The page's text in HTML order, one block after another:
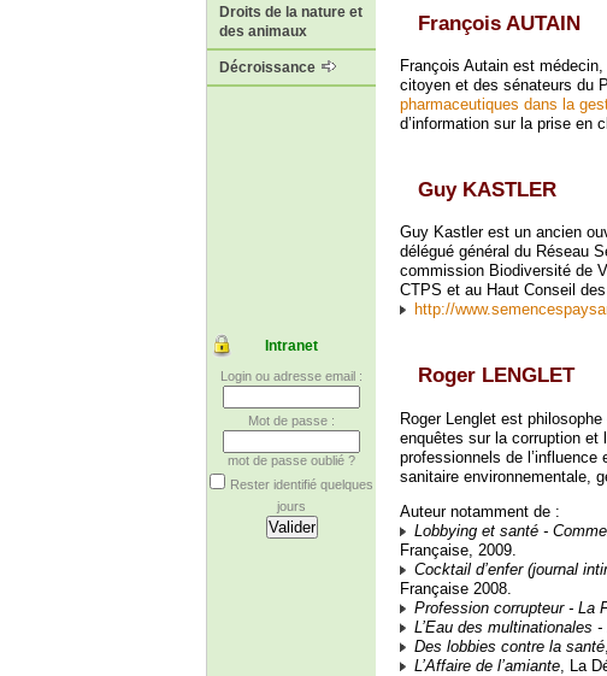
Droits de la nature et
des animaux
Décroissance
Intranet
Login ou adresse email :
Mot de passe :
mot de passe oublié ?
Rester identifié quelques
jours
François AUTAIN
François Autain est
citoyen et des sénateurs du
pharmaceutiques dans la
d’information sur la prise en
Guy KASTLER
Guy Kastler est un ancien
délégué général du Réseau
commission Biodiversité de
CTPS et au Haut Conseil
http://
Roger LENGLET
Roger Lenglet est
enquêtes sur la corruption et
professionnels de
sanitaire environnementale,
Auteur notamment de :
Lobbying et santé -
Française, 2009.
Cocktail d’enfer (journal
Française 2008.
Profession corrupteur - La
L’Eau des multinationales
Des lobbies contre la santé
L’Affaire de l’amiante , La